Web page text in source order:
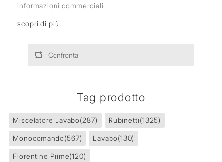
informazioni commerciali
scopri di più...
Confronta
Tag prodotto
Miscelatore Lavabo(287) Rubinetti(1325)
Monocomando(567) Lavabo(130)
Florentine Prime(120)